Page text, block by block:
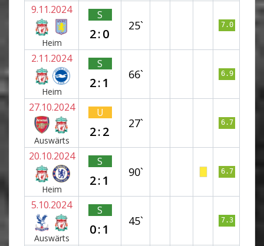
9.11.2024
Heim
S
2:0
25` 7.0
2.11.2024
Heim
S
2:1
66` 6.9
27.10.2024
Auswärts
U
2:2
27` 6.7
20.10.2024
Heim
S
2:1
90` 6.7
5.10.2024
Auswärts
S
0:1
45` 7.3